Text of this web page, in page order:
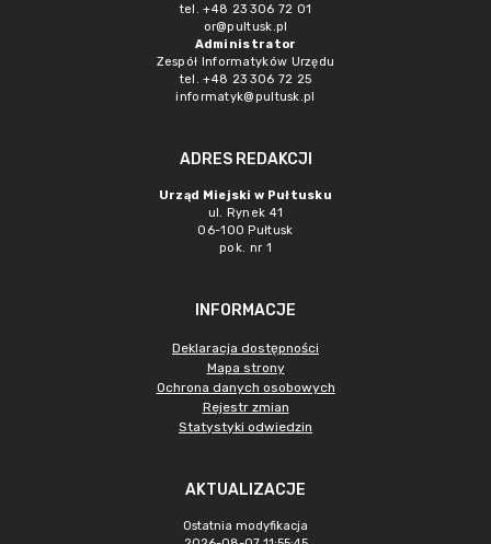
tel. +48 23 306 72 01
or@pultusk.pl
Administrator
Zespół Informatyków Urzędu
tel. +48 23 306 72 25
informatyk@pultusk.pl
ADRES REDAKCJI
Urząd Miejski w Pułtusku
ul. Rynek 41
06-100 Pułtusk
pok. nr 1
INFORMACJE
Deklaracja dostępności
Mapa strony
Ochrona danych osobowych
Rejestr zmian
Statystyki odwiedzin
AKTUALIZACJE
Ostatnia modyfikacja